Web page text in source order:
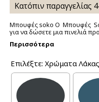
Κατόπιν παραγγελίας
Μπουφές soko Ο Μπουφές
για να δώσετε μια πινελιά
Περισσότερα
Επιλέξτε: Χρώματα Λάκας